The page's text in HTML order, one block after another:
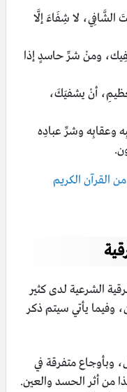
لا شِفَاءَ إلَّا
ومنْ شرِّ حاسدٍ إذا
أنْ يشفيَكَ،
وعقابِه وشرِّ عبادِه
القرآن الكريم
الشرعية لدى كثير
وفيما يأتي سيتم ذكر
وبأوجاع متفرقة في
من أثر الحسد والعين.